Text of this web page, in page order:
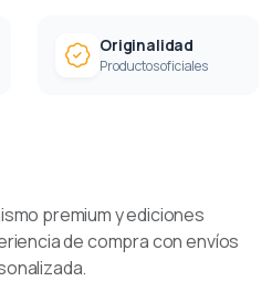
Originalidad
Productos oficiales
premium y ediciones
de compra con envíos